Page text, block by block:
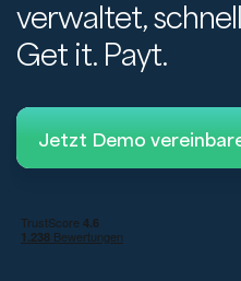
verwaltet,
Get it. Payt.
Jetzt Demo